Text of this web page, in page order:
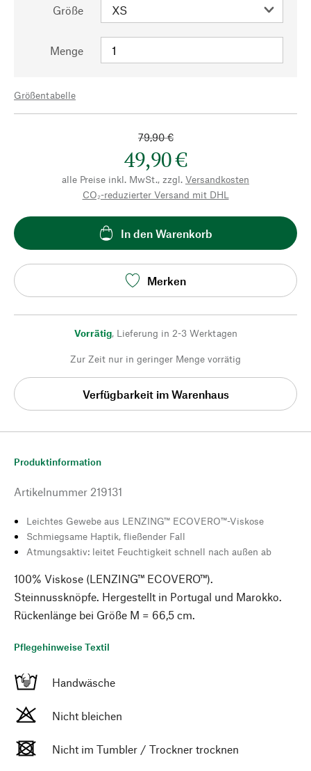
Größe
Menge
Größentabelle
79,90 €
49,90 €
alle Preise inkl. MwSt., zzgl. Versandkosten
CO₂-reduzierter Versand mit DHL
In den Warenkorb
Merken
Vorrätig, Lieferung in 2-3 Werktagen
Zur Zeit nur in geringer Menge vorrätig
Verfügbarkeit im Warenhaus
Produktinformation
Artikelnummer 219131
Leichtes Gewebe aus LENZING™ ECOVERO™-Viskose
Schmiegsame Haptik, fließender Fall
Atmungsaktiv: leitet Feuchtigkeit schnell nach außen ab
100% Viskose (LENZING™ ECOVERO™).
Steinnussknöpfe. Hergestellt in Portugal und Marokko.
Rückenlänge bei Größe M = 66,5 cm.
Pflegehinweise Textil
Handwäsche
Nicht bleichen
Nicht im Tumbler / Trockner trocknen